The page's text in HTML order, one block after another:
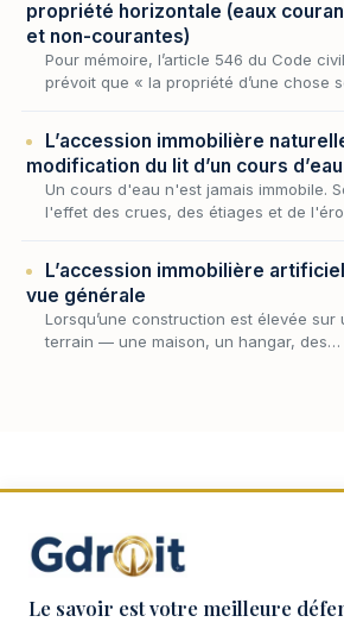
propriété horizontale (eaux
et non-courantes)
Pour mémoire, l’article 546 du Code civil
prévoit que « la propriété d’une chose
a…
L’accession immobilière
modification du lit d’un cours d’eau
Un cours d'eau n'est jamais immobile.
l'effet des crues, des étiages et de
L’accession immobilière
vue générale
Lorsqu’une construction est élevée sur
terrain — une maison, un hangar, des
Le savoir est votre meilleure